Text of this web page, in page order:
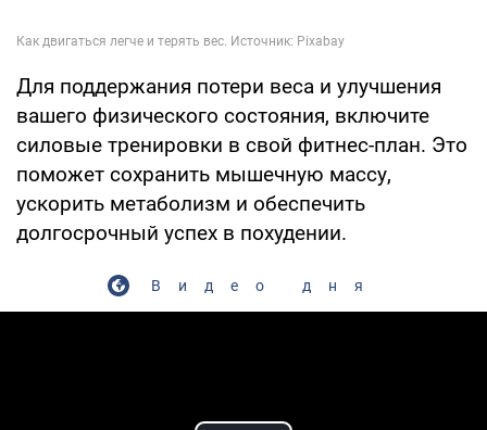
Для поддержания потери веса и улучшения
вашего физического состояния, включите
силовые тренировки в свой фитнес-план. Это
поможет сохранить мышечную массу,
ускорить метаболизм и обеспечить
долгосрочный успех в похудении.
Видео дня